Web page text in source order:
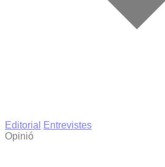
Editorial
Entrevistes
Opinió